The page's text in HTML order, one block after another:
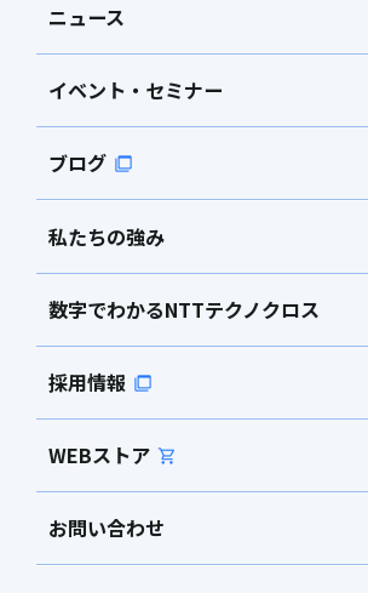
ニュース
イベント・セミナー
ブログ
私たちの強み
数字でわかるNTTテクノクロス
採用情報
WEBストア
お問い合わせ